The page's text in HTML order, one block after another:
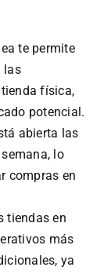
te permite
las
física,
potencial.
abierta las
lo
compras en
tiendas en
más
ya